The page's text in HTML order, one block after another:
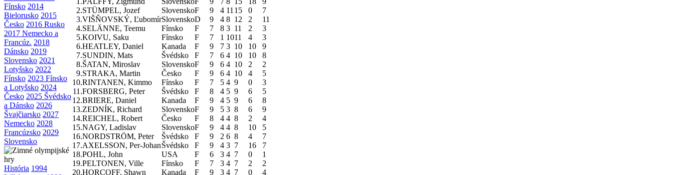
Fínsko 2014
Bielorusko 2015
Česko 2016 Rusko
2017 Nemecko a
Francúz. 2018
Dánsko 2019
Slovensko 2021
Lotyšsko 2022
Fínsko 2023 Fínsko
a Lotyšsko 2024
Česko 2025 Švédsko
a Dánsko 2026
Švajčiarsko 2027
Nemecko 2028
Francúzsko 2029
Slovensko
História 1994
2.STÜMPEL, Jozef SlovenskoF 9 4 11 15 0
7
3.VIŠŇOVSKÝ, ĽubomírSlovenskoD 9 4 8 12 2
11
4.SELÄNNE, Teemu Fínsko F 7 8 3 11 2
3
5.KOIVU, Saku Fínsko F 7 1 1011 4
3
6.HEATLEY, Daniel Kanada F 9 7 3 10 10
9
7.SUNDIN, Mats Švédsko F 7 6 4 10 10
8
8.ŠATAN, Miroslav SlovenskoF 9 6 4 10 2
2
9.STRAKA, Martin Česko F 9 6 4 10 4
5
10.RINTANEN, Kimmo Fínsko F 7 5 4 9 0
3
11.FORSBERG, Peter Švédsko F 8 4 5 9 6
5
12.BRIERE, Daniel Kanada F 9 4 5 9 6
8
13.ZEDNÍK, Richard SlovenskoF 9 5 3 8 6
9
14.REICHEL, Robert Česko F 8 4 4 8 2
4
15.NAGY, Ladislav SlovenskoF 9 4 4 8 10
5
16.NORDSTRÖM, Peter Švédsko F 9 2 6 8 4
7
17.AXELSSON, Per-JohanŠvédsko F 9 4 3 7 16
7
18.POHL, John USA F 6 3 4 7 0
1
19.PELTONEN, Ville Fínsko F 7 3 4 7 2
2
20.HORCOFF, Shawn Kanada F 9 3 4 7 0 4